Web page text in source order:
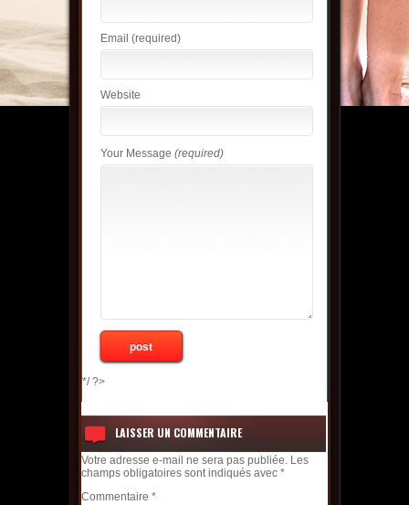
Email (required)
Website
Your Message (required)
*/ ?>
LAISSER UN COMMENTAIRE
Votre adresse e-mail ne sera pas publiée. Les
champs obligatoires sont indiqués avec *
Commentaire *